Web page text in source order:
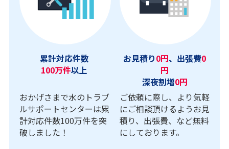
累計対応件数
100万件以上
おかげさまで水のトラブ
ルサポートセンターは累
計対応件数100万件を突
破しました！
お見積り0円、出張費0
円
深夜割増0円
ご依頼に際し、より気軽
にご相談頂けるようお見
積り、出張費、など無料
にしております。